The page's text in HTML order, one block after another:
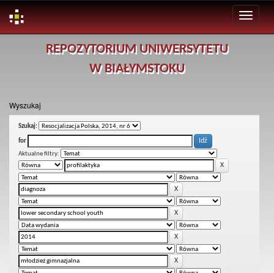
REPOZYTORIUM UNIWERSYTETU
W BIAŁYMSTOKU
Wyszukaj
Szukaj:
for
Aktualne filtry: